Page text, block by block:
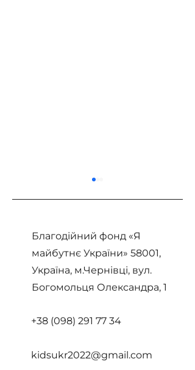
Історія Софії та
Володимира
Благодійний фонд «Я
майбутнє України» 58001,
Україна, м.Чернівці, вул.
Богомольця Олександра, 1
+38 (098) 291 77 34
kidsukr2022@gmail.com